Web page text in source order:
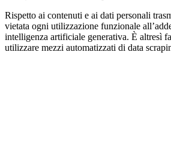
Rispetto ai contenuti e ai dati personali
vietata ogni utilizzazione funzionale
intelligenza artificiale generativa. È altresì
utilizzare mezzi automatizzati di data